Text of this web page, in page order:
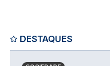
DESTAQUES